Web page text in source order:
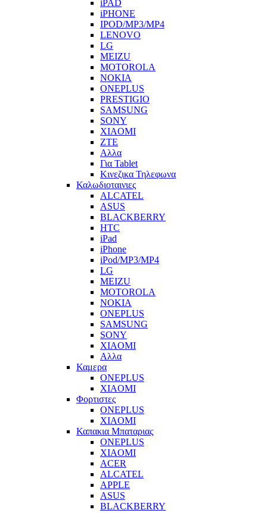
iPAD
iPHONE
IPOD/MP3/MP4
LENOVO
LG
MEIZU
MOTOROLA
NOKIA
ONEPLUS
PRESTIGIO
SAMSUNG
SONY
XIAOMI
ZTE
Αλλα
Για Tablet
Κινεζικα Τηλεφωνα
Καλωδιοταινιες
ALCATEL
ASUS
BLACKBERRY
HTC
iPad
iPhone
iPod/MP3/MP4
LG
MEIZU
MOTOROLA
NOKIA
ONEPLUS
SAMSUNG
SONY
XIAOMI
Αλλα
Καμερα
ONEPLUS
XIAOMI
Φορτιστες
ONEPLUS
XIAOMI
Καπακια Μπαταριας
ONEPLUS
XIAOMI
ACER
ALCATEL
APPLE
ASUS
BLACKBERRY